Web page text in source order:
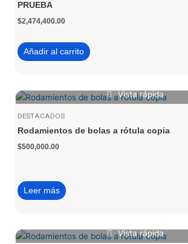
PRUEBA
$2,474,400.00
Añadir al carrito
Vista rápida
DESTACADOS
Rodamientos de bolas a rótula copia
$500,000.00
Leer más
Vista rápida